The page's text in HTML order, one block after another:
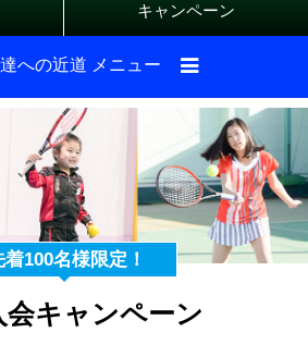
キャンペーン
への近道 メニュー
着100名様限定！
会キャンペーン